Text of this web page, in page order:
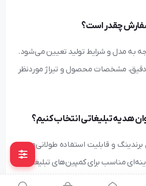
چقدر است؟
به مدل و شرایط تولید تعیین می‌شود.
دقیق، مشخصات محصول و تیراژ موردنظر
هدیه تبلیغاتی انتخاب کنیم؟
برندینگ و قابلیت استفاده طولانی‌مدت،
مناسب برای کمپین‌های تبلیغاتی و
می‌کند.